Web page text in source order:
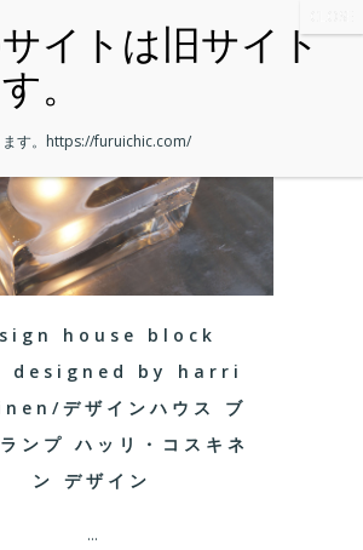
house block
designed by harri
デザインハウス ブ
ンプ ハッリ・コスキネ
ン デザイン
...
す。 https://furuichic.com/